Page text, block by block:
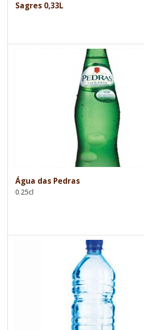
Sagres 0,33L
Água das Pedras
0.25cl